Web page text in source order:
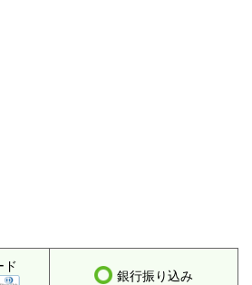
ド
銀行振り込み